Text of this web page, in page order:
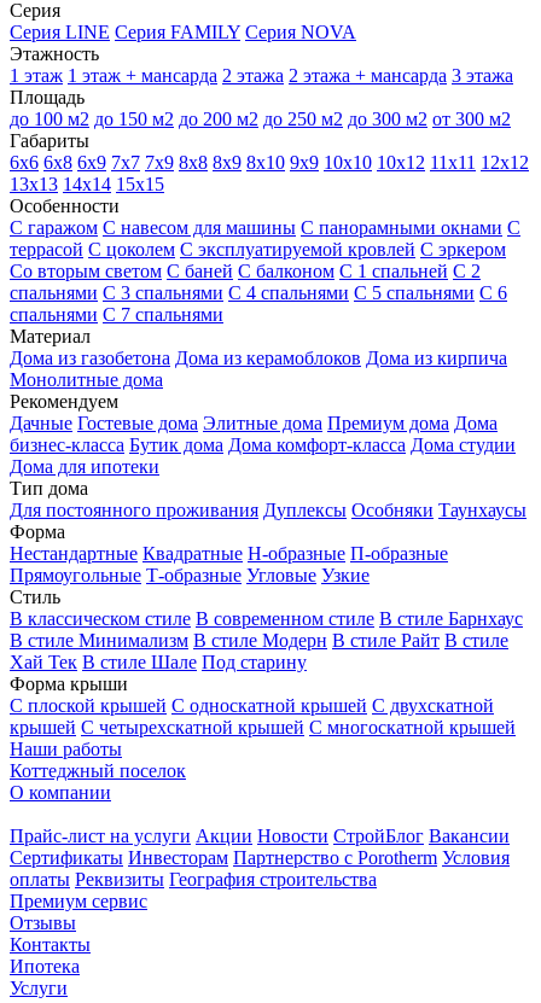
Серия
Серия LINE Серия FAMILY Серия NOVA
Этажность
1 этаж 1 этаж + мансарда 2 этажа 2 этажа + мансарда 3 этажа
Площадь
до 100 м2 до 150 м2 до 200 м2 до 250 м2 до 300 м2 от 300 м2
Габариты
6х6 6х8 6х9 7х7 7х9 8х8 8х9 8х10 9х9 10х10 10х12 11х11 12х12
13х13 14х14 15х15
Особенности
С гаражом С навесом для машины С панорамными окнами С
террасой С цоколем С эксплуатируемой кровлей С эркером
Со вторым светом С баней С балконом С 1 спальней С 2
спальнями С 3 спальнями С 4 спальнями С 5 спальнями С 6
спальнями С 7 спальнями
Материал
Дома из газобетона Дома из керамоблоков Дома из кирпича
Монолитные дома
Рекомендуем
Дачные Гостевые дома Элитные дома Премиум дома Дома
бизнес-класса Бутик дома Дома комфорт-класса Дома студии
Дома для ипотеки
Тип дома
Для постоянного проживания Дуплексы Особняки Таунхаусы
Форма
Нестандартные Квадратные Н-образные П-образные
Прямоугольные Т-образные Угловые Узкие
Стиль
В классическом стиле В современном стиле В стиле Барнхаус
В стиле Минимализм В стиле Модерн В стиле Райт В стиле
Хай Тек В стиле Шале Под старину
Форма крыши
С плоской крышей С односкатной крышей С двухскатной
крышей С четырехскатной крышей С многоскатной крышей
Наши работы
Коттеджный поселок
О компании
Прайс-лист на услуги Акции Новости СтройБлог Вакансии
Сертификаты Инвесторам Партнерство с Porotherm Условия
оплаты Реквизиты География строительства
Премиум сервис
Отзывы
Контакты
Ипотека
Услуги